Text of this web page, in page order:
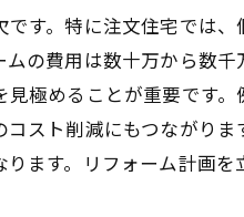
す。特に注文住宅では
の費用は数十万から数
極めることが重要です
スト削減にもつながり
ます。リフォーム計画